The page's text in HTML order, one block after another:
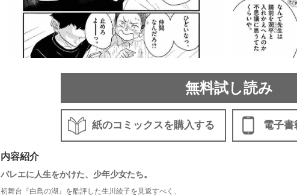
無料試し読み
紙のコミックスを購入する 電子書
内容紹介
バレエに人生をかけた、少年少女たち。
初舞台『白鳥の湖』を酷評した生川綾子を見返すべく、